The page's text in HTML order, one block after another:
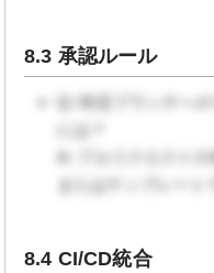
8.3 承認ルール
Q: 特定ブランチへ
A: プルリクエスト
またはテンプレー
8.4 CI/CD統合